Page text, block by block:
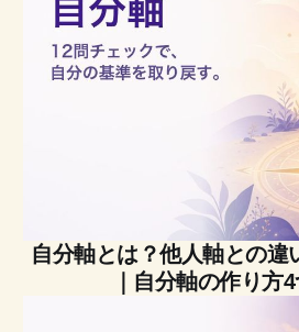
自分軸とは？他人軸との違
｜自分軸の作り方